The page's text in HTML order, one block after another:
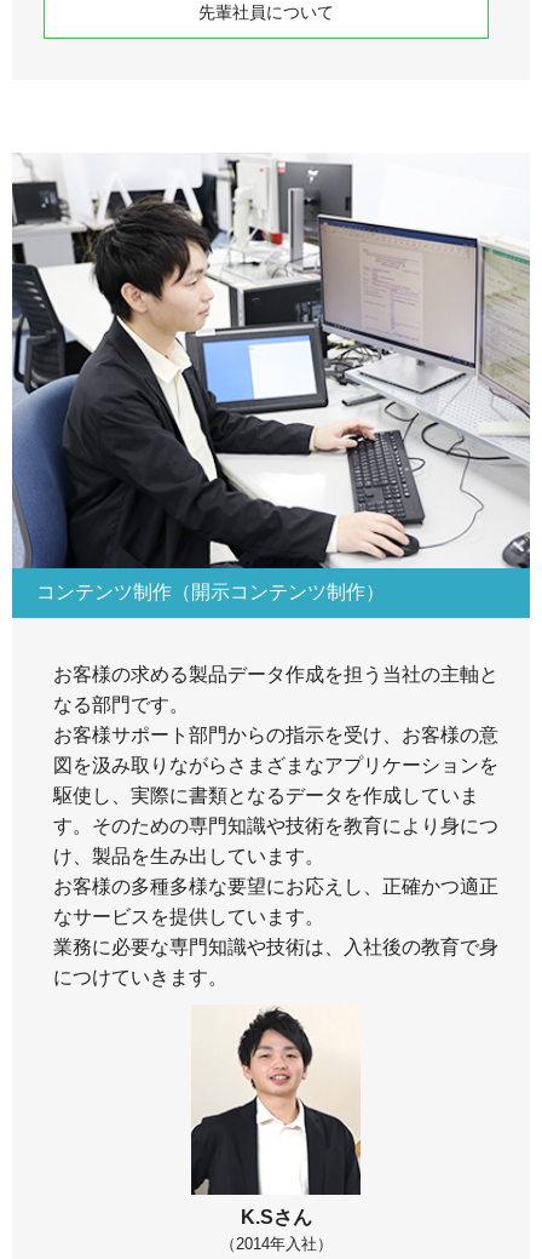
先輩社員について
コンテンツ制作（開示コンテンツ制作）
お客様の求める製品データ作成を担う当社の主軸と
なる部門です。
お客様サポート部門からの指示を受け、お客様の意
図を汲み取りながらさまざまなアプリケーションを
駆使し、実際に書類となるデータを作成していま
す。そのための専門知識や技術を教育により身につ
け、製品を生み出しています。
お客様の多種多様な要望にお応えし、正確かつ適正
なサービスを提供しています。
業務に必要な専門知識や技術は、入社後の教育で身
につけていきます。
K.Sさん
（2014年入社）